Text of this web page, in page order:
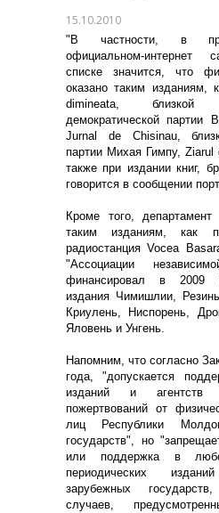
15.10.2010
"В частности, в
официальном-интернет
списке значится, что
оказано таким изданиям,
dimineata,
демократической партии
Jurnal de Chisinau,
партии Михая Гимпу, Ziarul
также при издании книг,
говорится в сообщении
Кроме того, департамент
таким изданиям, как
радиостанция Vocea
"Ассоциации
финансировал в 2009
издания Чимишлии,
Криулень, Ниспорень,
Яловень и Унгень.
Напомним, что согласно
года, "допускается
изданий и
пожертвований от
лиц Республики
государств", но
или поддержка в
периодических
зарубежных
случаев,